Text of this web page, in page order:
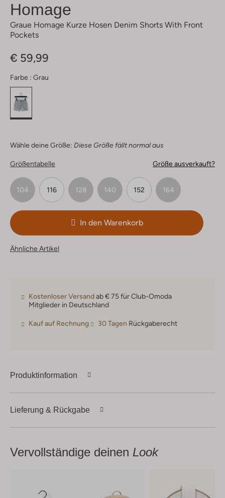
Homage
Graue Homage Kurze Hosen Denim Shorts With Front
Pockets
€ 59,99
Farbe : Grau
Wähle deine Größe: Diese Größe fällt normal aus
Größentabelle Größe ausverkauft?
104 116 128 140 152 164
In den Warenkorb
Ähnliche Artikel
Kostenloser Versandab € 75 für Club-Omoda
Mitglieder in Deutschland
Kauf auf Rechnung 30 Tagen Rückgaberecht
Produktinformation
Lieferung & Rückgabe
Vervollständige deinen Look